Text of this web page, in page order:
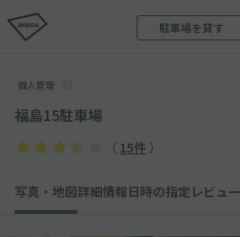
駐車場を貸す
個人管理
福島15駐車場
（ 15件 ）
写真・地図詳細情報日時の指定 レビュー